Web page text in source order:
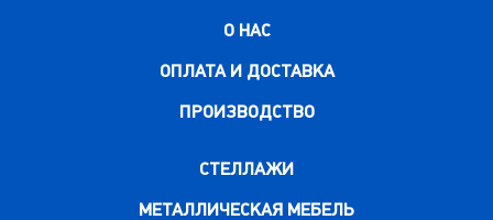
О НАС
ОПЛАТА И ДОСТАВКА
ПРОИЗВОДСТВО
СТЕЛЛАЖИ
МЕТАЛЛИЧЕСКАЯ МЕБЕЛЬ